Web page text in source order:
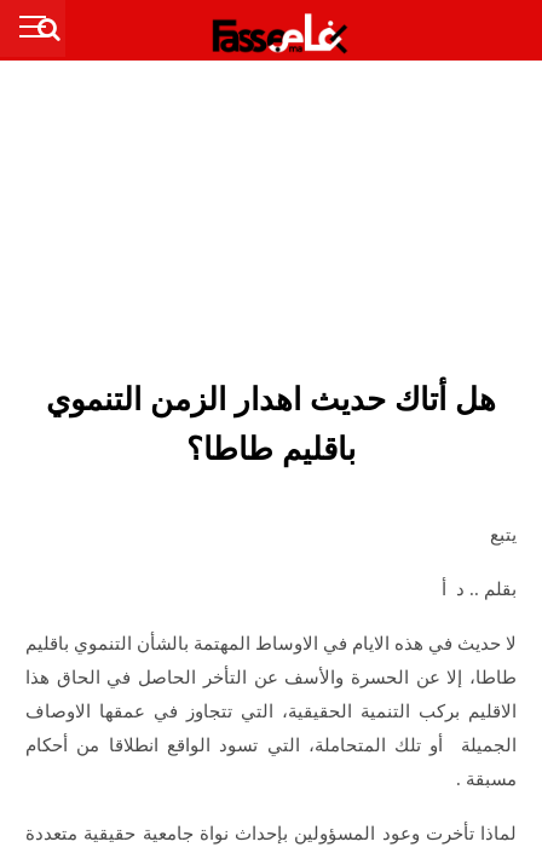
هل أتاك حديث اهدار الزمن التنموي
باقليم طاطا؟
يتبع
بقلم .. د أ
لا حديث في هذه الايام في الاوساط المهتمة بالشأن التنموي باقليم
طاطا، إلا عن الحسرة والأسف عن التأخر الحاصل في الحاق هذا
الاقليم بركب التنمية الحقيقية، التي تتجاوز في عمقها الاوصاف
الجميلة أو تلك المتحاملة، التي تسود الواقع انطلاقا من أحكام
مسبقة .
لماذا تأخرت وعود المسؤولين بإحداث نواة جامعية حقيقية متعددة